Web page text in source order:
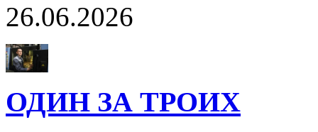
26.06.2026
ОДИН ЗА ТРОИХ